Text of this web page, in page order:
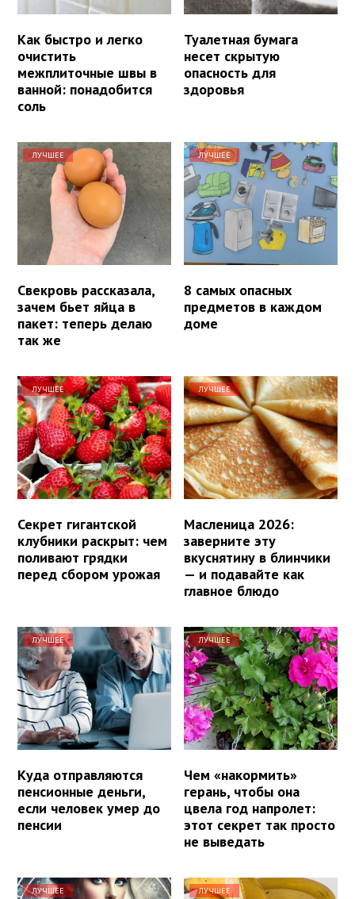
Как быстро и легко
очистить
межплиточные швы в
ванной: понадобится
соль
Туалетная бумага
несет скрытую
опасность для
здоровья
ЛУЧШЕЕ
Свекровь рассказала,
зачем бьет яйца в
пакет: теперь делаю
так же
ЛУЧШЕЕ
8 самых опасных
предметов в каждом
доме
ЛУЧШЕЕ
Секрет гигантской
клубники раскрыт: чем
поливают грядки
перед сбором урожая
ЛУЧШЕЕ
Масленица 2026:
заверните эту
вкуснятину в блинчики
— и подавайте как
главное блюдо
ЛУЧШЕЕ
Куда отправляются
пенсионные деньги,
если человек умер до
пенсии
ЛУЧШЕЕ
Чем «накормить»
герань, чтобы она
цвела год напролет:
этот секрет так просто
не выведать
ЛУЧШЕЕ ЛУЧШЕЕ